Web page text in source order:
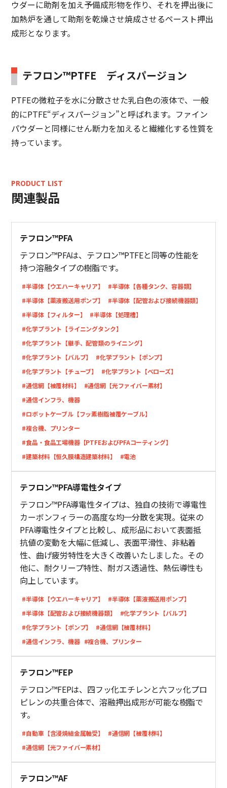
ウダーに助剤を加え予備成形物を作り、それを押出後に
加熱炉を通して助剤を乾燥させ焼成させるペースト押出
成形となります。
テフロン™PTFE ディスパージョン
PTFEの微粒子を水に分散させた乳白色の液体で、一般
的にPTFE“ディスパージョン”と呼ばれます。ファイン
パウダーと同様にせん断力を加えると繊維化する性質を
持っています。
PRODUCT LIST
関連製品
テフロン™PFA
テフロン™PFAは、テフロン™PTFEと同等の性能を
持つ溶融タイプの樹脂です。
#半導体【ウエハーキャリア】
#半導体【各種タンク、容器類】
#半導体【薬液搬送用ポンプ】
#半導体【配管および接続機器類】
#半導体【フィルター】
#半導体【処理槽】
#化学プラント【ライニングタンク】
#化学プラント【継手、配管類のライニング】
#化学プラント【バルブ】
#化学プラント【ポンプ】
#化学プラント【チューブ】
#化学プラント【ベローズ】
#通信網【被覆材料】
#通信網【光ファイバー素材】
#通信インフラ、機器
#ロボットケーブル【フッ素樹脂被覆ケーブル】
#複合機、プリンター
#食品・食品工場機器【PTFEおよびPFAコーティング】
#建築材料【恒久膜構造建築材料】
#電池
テフロン™PFA導電性タイプ
テフロン™PFA導電性タイプは、独自の技術で導電性
カーボンフィラーの高度な均一分散を実現。従来の
PFA導電性タイプと比較し、成形品において表面抵
抗値の変動を大幅に低減し、表面平滑性、非粘着
性、曲げ疲労特性を大きく改善いたしました。その
他に、耐クリープ特性、耐ガス透過性、熱伝導性も
向上しています。
#半導体【ウエハーキャリア】
#半導体【薬液搬送用ポンプ】
#半導体【配管および接続機器類】
#化学プラント【バルブ】
#化学プラント【ポンプ】
#通信網【被覆材料】
#通信インフラ、機器 #複合機、プリンター
テフロン™FEP
テフロン™FEPは、四フッ化エチレンと六フッ化プロ
ピレンの共重合体で、溶融押出成形が可能な樹脂で
す。
#自動車【含浸焼結金属軸受】
#通信網【被覆材料】
#通信網【光ファイバー素材】
テフロン™AF